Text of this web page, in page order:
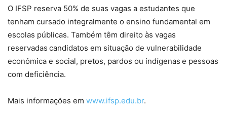
O IFSP reserva 50% de suas vagas a estudantes que
tenham cursado integralmente o ensino fundamental em
escolas públicas. Também têm direito às vagas
reservadas candidatos em situação de vulnerabilidade
econômica e social, pretos, pardos ou indígenas e pessoas
com deficiência.
Mais informações em www.ifsp.edu.br.